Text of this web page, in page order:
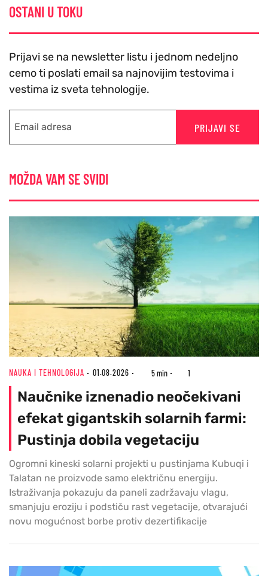
OSTANI U TOKU
Prijavi se na newsletter listu i jednom nedeljno
cemo ti poslati email sa najnovijim testovima i
vestima iz sveta tehnologije.
PRIJAVI SE
MOŽDA VAM SE SVIDI
NAUKA I TEHNOLOGIJA 01.08.2026 5 min 1
Naučnike iznenadio neočekivani
efekat gigantskih solarnih farmi:
Pustinja dobila vegetaciju
Ogromni kineski solarni projekti u pustinjama Kubuqi i
Talatan ne proizvode samo električnu energiju.
Istraživanja pokazuju da paneli zadržavaju vlagu,
smanjuju eroziju i podstiču rast vegetacije, otvarajući
novu mogućnost borbe protiv dezertifikacije